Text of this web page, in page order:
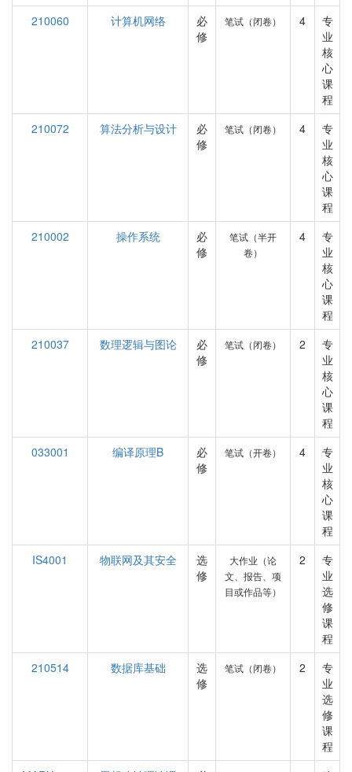
210060
计算机网络
必
修
笔试（闭卷） 4
专
业
核
心
课
程
210072
算法分析与设计
必
修
笔试（闭卷） 4
专
业
核
心
课
程
210002
操作系统
必
修
笔试（半开
卷）
4
专
业
核
心
课
程
210037
数理逻辑与图论
必
修
笔试（闭卷） 2
专
业
核
心
课
程
033001
编译原理B
必
修
笔试（开卷） 4
专
业
核
心
课
程
IS4001
物联网及其安全
选
修
大作业（论
文、报告、项
目或作品等）
2
专
业
选
修
课
程
210514
数据库基础
选
修
笔试（闭卷） 2
专
业
选
修
课
程